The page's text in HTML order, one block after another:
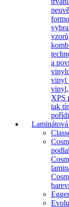
a
vinyl
vinyl,
XPS
tak